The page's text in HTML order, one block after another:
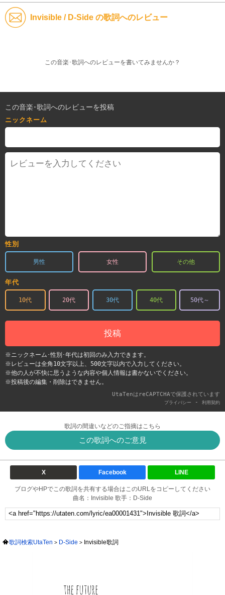
Invisible / D-Side の歌詞へのレビュー
この音楽･歌詞へのレビューを書いてみませんか？
この音楽･歌詞へのレビューを投稿
ニックネーム
性別
男性 女性 その他
年代
10代 20代 30代 40代 50代～
投稿
※ニックネーム･性別･年代は初回のみ入力できます。
※レビューは全角10文字以上、500文字以内で入力してください。
※他の人が不快に思うような内容や個人情報は書かないでください。
※投稿後の編集・削除はできません。
UtaTenはreCAPTCHAで保護されています
プライバシー - 利用契約
歌詞の間違いなどのご指摘はこちら
この歌詞へのご意見
X Facebook LINE
ブログやHPでこの歌詞を共有する場合はこのURLをコピーしてください
曲名：Invisible 歌手：D-Side
歌詞検索UtaTen D-Side Invisible歌詞